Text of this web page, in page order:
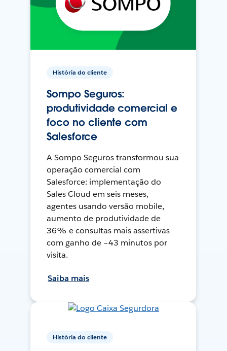
História do cliente
Sompo Seguros:
produtividade comercial e
foco no cliente com
Salesforce
A Sompo Seguros transformou sua
operação comercial com
Salesforce: implementação do
Sales Cloud em seis meses,
agentes usando versão mobile,
aumento de produtividade de
36% e consultas mais assertivas
com ganho de ~43 minutos por
visita.
Saiba mais
História do cliente